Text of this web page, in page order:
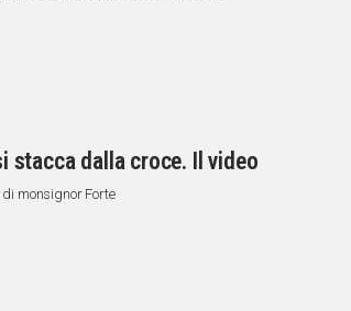
stacca dalla croce. Il video
monsignor Forte